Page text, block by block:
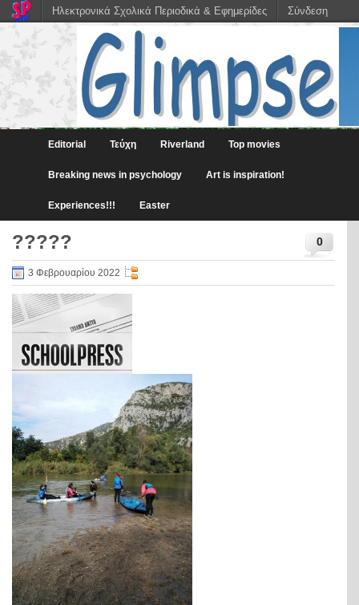
Editorial Τεύχη Riverland Top movies
Breaking news in psychology Art is inspiration!
Experiences!!! Easter
0
?????
3 Φεβρουαρίου 2022
Ηλεκτρονικά Σχολικά Περιοδικά & Εφημερίδες Σύνδεση